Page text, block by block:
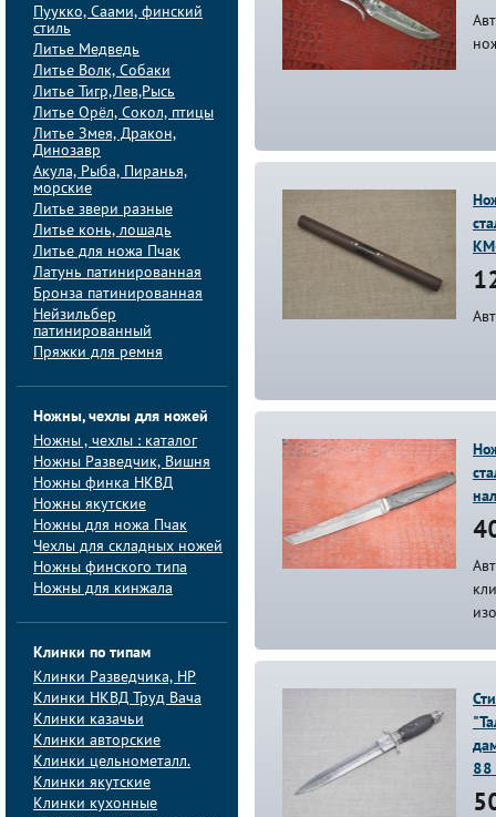
Пуукко, Саами, финский
стиль
Литье Медведь
Литье Волк, Собаки
Литье Тигр,Лев,Рысь
Литье Орёл, Сокол, птицы
Литье Змея, Дракон,
Динозавр
Акула, Рыба, Пиранья,
морские
Литье звери разные
Литье конь, лошадь
Литье для ножа Пчак
Латунь патинированная
Бронза патинированная
Нейзильбер
патинированный
Пряжки для ремня
Ножны, чехлы для ножей
Ножны , чехлы : каталог
Ножны Разведчик, Вишня
Ножны финка НКВД
Ножны якутские
Ножны для ножа Пчак
Чехлы для складных ножей
Ножны финского типа
Ножны для кинжала
Клинки по типам
Клинки Pазведчика, НP
Клинки НКВД Труд Вача
Клинки казачьи
Клинки авторские
Клинки цельнометалл.
Клинки якутские
Клинки кухонные
88